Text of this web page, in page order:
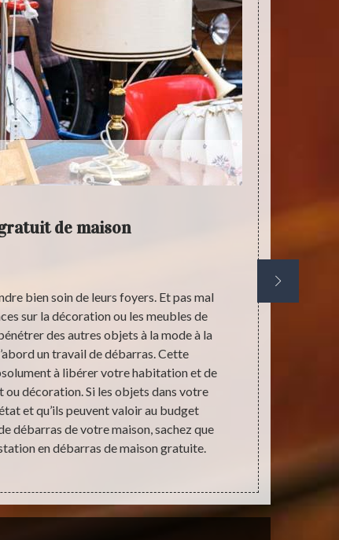
de maison
bien soin de leurs foyers. Et pas mal
sur la décoration ou les meubles de
des autres objets à la mode à la
un travail de débarras. Cette
à libérer votre habitation et de
ou décoration. Si les objets dans votre
et qu’ils peuvent valoir au budget
débarras de votre maison, sachez que
en débarras de maison gratuite.